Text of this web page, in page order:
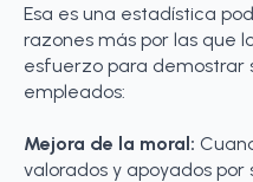
Esa es una estadística
razones más por las que
esfuerzo para demostrar
empleados:
Mejora de la moral:
valorados y apoyados por